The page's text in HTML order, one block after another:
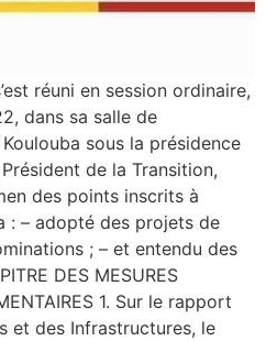
réuni en session ordinaire,
dans sa salle de
sous la présidence
de la Transition,
des points inscrits à
: – adopté des projets de
; – et entendu des
DES MESURES
1. Sur le rapport
et des Infrastructures, le